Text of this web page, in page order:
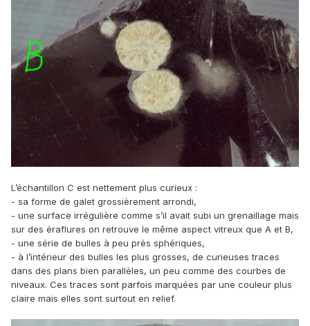
L’échantillon C est nettement plus curieux :
- sa forme de galet grossièrement arrondi,
- une surface irrégulière comme s’il avait subi un grenaillage mais
sur des éraflures on retrouve le même aspect vitreux que A et B,
- une série de bulles à peu près sphériques,
- à l’intérieur des bulles les plus grosses, de curieuses traces
dans des plans bien parallèles, un peu comme des courbes de
niveaux. Ces traces sont parfois marquées par une couleur plus
claire mais elles sont surtout en relief.